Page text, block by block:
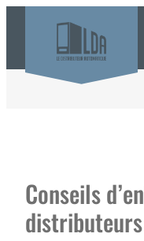
Conseils